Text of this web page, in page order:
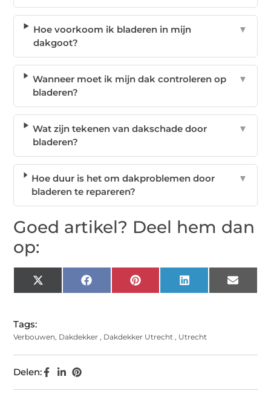
Hoe voorkoom ik bladeren in mijn
dakgoot?
▼
Wanneer moet ik mijn dak controleren op
bladeren?
▼
Wat zijn tekenen van dakschade door
bladeren?
▼
Hoe duur is het om dakproblemen door
bladeren te repareren?
▼
Goed artikel? Deel hem dan
op:
X
(Twitter)
Facebook Pinterest LinkedIn Email
Tags:
Verbouwen, Dakdekker , Dakdekker Utrecht , Utrecht
Delen: